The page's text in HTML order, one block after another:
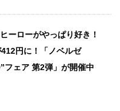
ーローがやっぱり好き！
円に！「ノベルゼ
ェア 第2弾」が開催中